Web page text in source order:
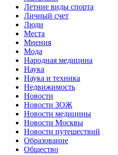
Летние виды спорта
Личный счет
Люди
Места
Мнения
Мода
Народная медицина
Наука
Наука и техника
Недвижимость
Новости
Новости ЗОЖ
Новости медицины
Новости Москвы
Новости путешествий
Образование
Общество